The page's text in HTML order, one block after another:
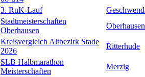
3. RuK-Lauf
Stadtmeisterschaften
Oberhausen
Oberhausen
Kreisvergleich Altbezirk Stade
2026
Ritterhude
SLB Halbmarathon
Meisterschaften
Merzig